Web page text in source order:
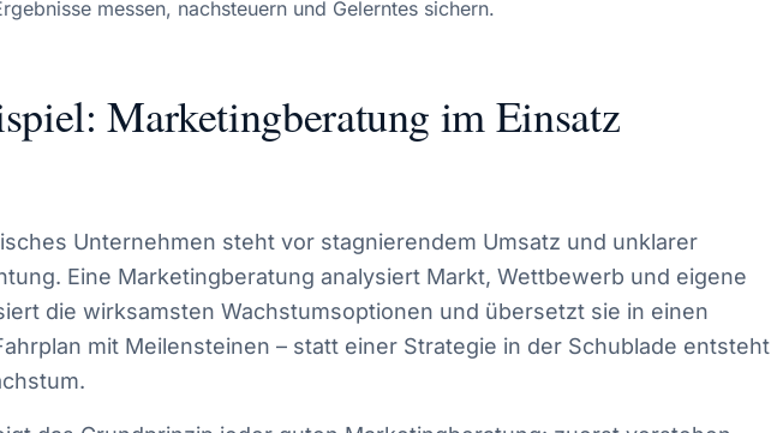
messen, nachsteuern und Gelerntes sichern.
Marketingberatung im Einsatz
Unternehmen steht vor stagnierendem Umsatz und unklarer
Eine Marketingberatung analysiert Markt, Wettbewerb und eigene
die wirksamsten Wachstumsoptionen und übersetzt sie in einen
mit Meilensteinen – statt einer Strategie in der Schublade entsteht